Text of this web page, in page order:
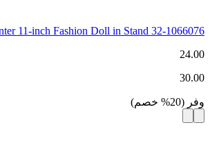
11-inch Fashion Doll in Stand 32-1066076
24.00
30.00
وفر (
20
% خصم)